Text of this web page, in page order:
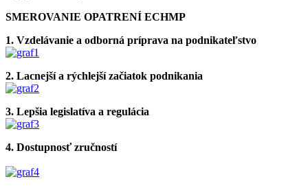
SMEROVANIE OPATRENÍ ECHMP
1. Vzdelávanie a odborná príprava na podnikateľstvo
2. Lacnejší a rýchlejší začiatok podnikania
3. Lepšia legislatíva a regulácia
4. Dostupnosť zručností